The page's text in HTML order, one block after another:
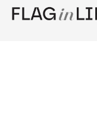
Μετάβαση
στο